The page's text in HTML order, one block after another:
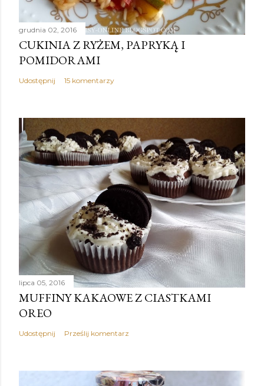
grudnia 02, 2016
CUKINIA Z RYŻEM, PAPRYKĄ I
POMIDORAMI
Udostępnij 15 komentarzy
lipca 05, 2016
MUFFINY KAKAOWE Z CIASTKAMI
OREO
Udostępnij Prześlij komentarz